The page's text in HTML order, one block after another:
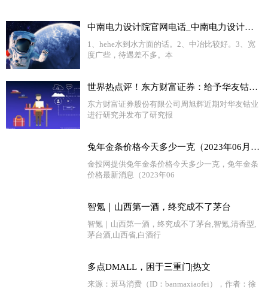
中南电力设计院官网电话_中南电力设计院官网 环球热议
1、hehe水到水方面的话。2、中冶比较好。3、宽
度广些，待遇差不多。本
世界热点评！东方财富证券：给予华友钴业增持评级
东方财富证券股份有限公司周旭辉近期对华友钴业
进行研究并发布了研究报
兔年金条价格今天多少一克（2023年06月29日）-环球快资讯
金投网提供兔年金条价格今天多少一克，兔年金条
价格最新消息（2023年06
智氪｜山西第一酒，终究成不了茅台
智氪｜山西第一酒，终究成不了茅台,智氪,清香型,
茅台酒,山西省,白酒行
多点DMALL，困于三重门|热文
来源：斑马消费（ID：banmaxiaofei），作者：徐